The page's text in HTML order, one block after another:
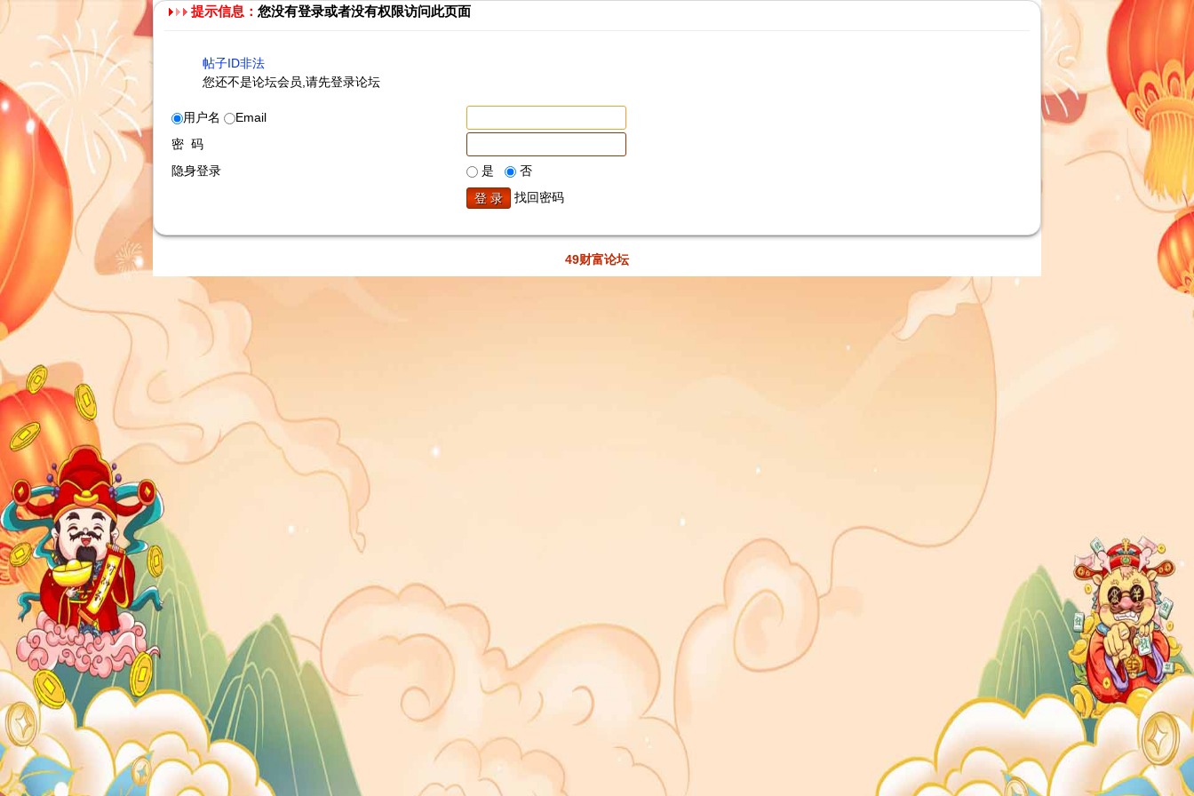
提示信息： 您没有登录或者没有权限访问此页面
帖子ID非法
您还不是论坛会员,请先登录论坛
用户名
Email
密 码
隐身登录
是
否
找回密码
49财富论坛